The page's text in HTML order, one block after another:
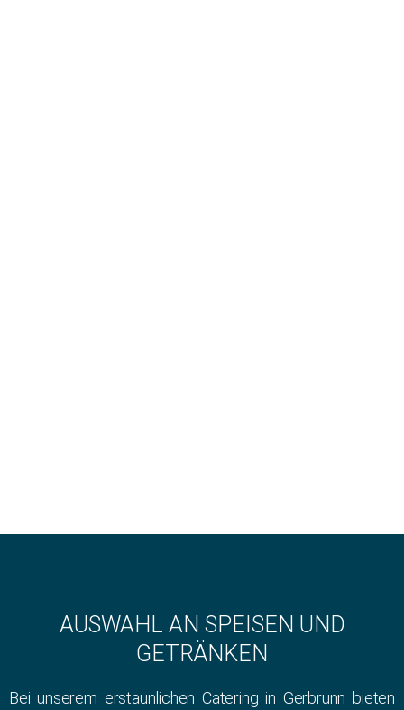
AUSWAHL AN SPEISEN UND
GETRÄNKEN
Bei unserem erstaunlichen Catering in Gerbrunn bieten